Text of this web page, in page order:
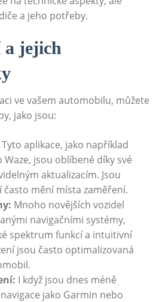
a jeho potřeby.
a jejich
ve vašem automobilu, můžete‍
jako jsou:
Tyto aplikace, jako například
Waze, jsou oblíbené díky své
aktualizacím. Jsou
mění místa zaměření.
Mnoho novějších vozidel
⁣navigačními systémy,
spektrum funkcí a intuitivní
jsou⁢ často optimalizovaná​
I když jsou dnes méně
jako Garmin nebo